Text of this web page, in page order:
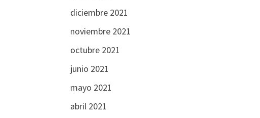
diciembre 2021
noviembre 2021
octubre 2021
junio 2021
mayo 2021
abril 2021